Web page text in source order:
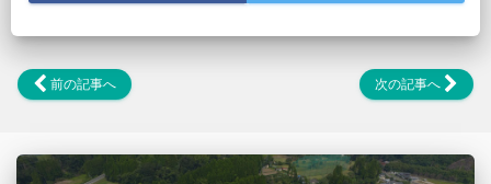
前の記事へ 次の記事へ